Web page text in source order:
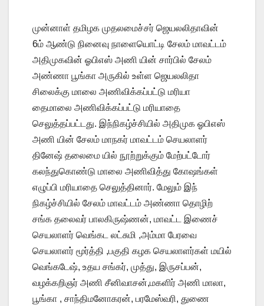
முன்னாள் தமிழக முதலமைச்சர் ஜெயலலிதாவின்
6ம் ஆண்டு நினைவு நாளையொட்டி சேலம் மாவட்டம்
அதிமுகவின் ஓபிஎஸ் அணி யின் சார்பில் சேலம்
அண்ணா பூங்கா அருகில் உள்ள ஜெயலலிதா
சிலைக்கு மாலை அணிவிக்கப்பட்டு மரியா
தைமாலை அணிவிக்கப்பட்டு மரியாதை
செலுத்தப்பட்டது. இந்நிகழ்ச்சியில் அதிமுக ஓபிஎஸ்
அணி யின் சேலம் மாநகர் மாவட்டம் செயலாளர்
தினேஷ் தலைமை யில் நூற்றுக்கும் மேற்பட்டோர்
கலந்துகொண்டு மாலை அணிவித்து கோஷங்கள்
எழுப்பி மரியாதை செலுத்தினார். மேலும் இந்
நிகழ்ச்சியில் சேலம் மாவட்டம் அண்ணா தொழிற்
சங்க தலைவர் பாலகிருஷ்ணன், மாவட்ட இணைச்
செயலாளர் வெங்கட லட்சுமி ,அம்மா பேரவை
செயலாளர் மூர்த்தி ,பகுதி கழக செயலாளர்கள் மயில்
வெங்கடேஷ், உதய சங்கர், முத்து, இருசப்பன்,
வழக்கறிஞர் அணி சீனிவாசன்,மகளிர் அணி மாலா,
பூங்கா , சாந்திமனோகரன், பரமேஸ்வரி, துணை